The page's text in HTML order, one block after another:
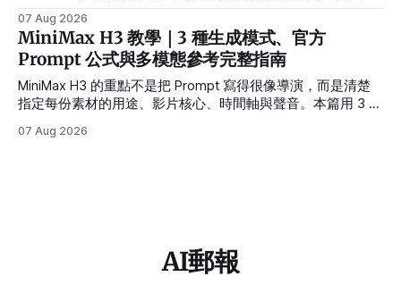
07 Aug 2026
MiniMax H3 教學｜3 種生成模式、官方
Prompt 公式與多模態參考完整指南
MiniMax H3 的重點不是把 Prompt 寫得很像導演，而是清楚
指定每份素材的用途、影片核心、時間軸與聲音。本篇用 3 個
07 Aug 2026
AI郵報